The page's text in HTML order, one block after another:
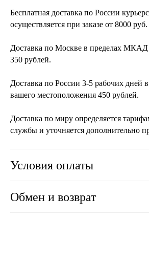
Бесплатная доставка по России
осуществляется при заказе от 8000 руб.
Доставка по Москве в пределах МКАД
350 рублей.
Доставка по России 3-5 рабочих дней
вашего местоположения 450 рублей.
Доставка по миру определяется
службы и уточняется дополнительно
Условия оплаты
Обмен и возврат